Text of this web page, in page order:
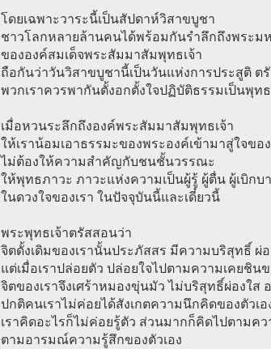
โดยเฉพาะวาระนี้เป็นสัปดาห์วิสาขบูชา
ชาวโลกหลายล้านคนได้พร้อมกันรำลึกถึงพระ
ขององค์สมเด็จพระสัมมาสัมพุทธเจ้า
ถือกันว่าวันวิสาขบูชานี้เป็นวันแห่งการประสูติ
พวกเราควรพากันตั้งอกตั้งใจปฏิบัติธรรมเป็นพุท
เมื่อหวนระลึกถึงองค์พระสัมมาสัมพุทธเจ้า
ให้เราน้อมเอาธรรมะของพระองค์เข้ามาสู่ใจของ
ไม่ต้องให้ความสำคัญกับชนชั้นวรรณะ
ให้พุทธภาวะ ภาวะแห่งความเป็นผู้รู้ ผู้ตื่น ผู้เบิกบ
ในดวงใจของเรา ในปัจจุบันนี้และเดี๋ยวนี้
พระพุทธเจ้าตรัสสอนว่า
จิตดั้งเดิมของเรานั้นประภัสสร มีความบริสุทธิ์ ผ่
แต่เมื่อเราปล่อยตัว ปล่อยใจไปตามความเคยชิน
จิตของเราจึงเศร้าหมองขุ่นมัว ไม่บริสุทธิ์ผ่องใส
ปกติคนเราไม่ค่อยได้สังเกตความนึกคิดของตัวเอ
เราคิดอะไรก็ไม่ค่อยรู้ตัว ส่วนมากก็คิดไปตามค
ตามอารมณ์ความรู้สึกของตัวเอง